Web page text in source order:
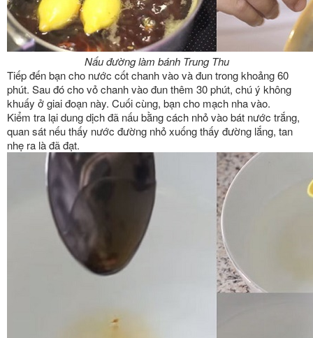
Nấu đường làm bánh Trung Thu
Tiếp đến bạn cho nước cốt chanh vào và đun trong khoảng 60
phút. Sau đó cho vỏ chanh vào đun thêm 30 phút, chú ý không
khuấy ở giai đoạn này. Cuối cùng, bạn cho mạch nha vào.
Kiểm tra lại dung dịch đã nấu bằng cách nhỏ vào bát nước trắng,
quan sát nếu thấy nước đường nhỏ xuống thấy đường lắng, tan
nhẹ ra là đã đạt.